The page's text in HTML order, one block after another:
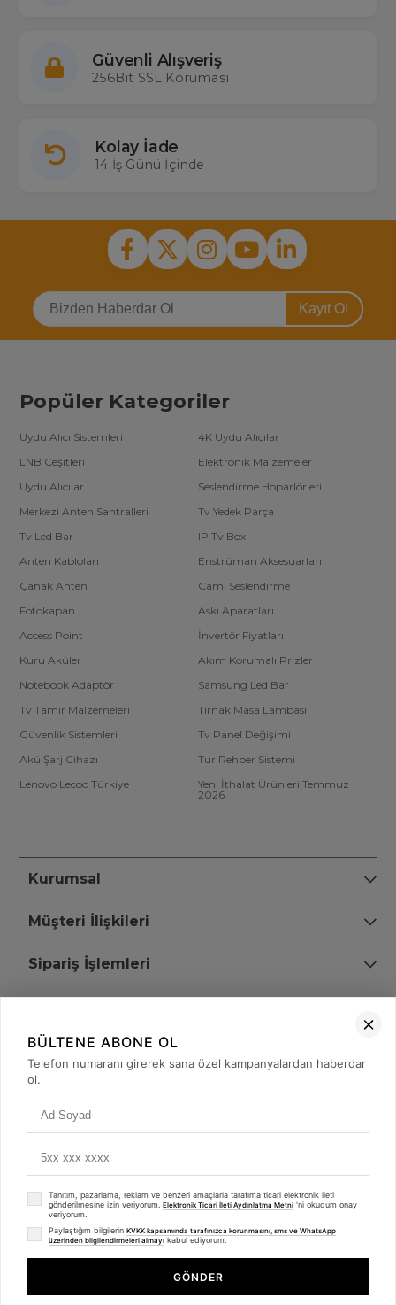
Güvenli Alışveriş
256Bit SSL Koruması
Kolay İade
14 İş Günü İçinde
Kayıt Ol
Popüler Kategoriler
Uydu Alıcı Sistemleri
4K Uydu Alıcılar
LNB Çeşitleri
Elektronik Malzemeler
Uydu Alıcılar
Seslendirme Hoparlörleri
Merkezi Anten Santralleri
Tv Yedek Parça
Tv Led Bar
IP Tv Box
Anten Kabloları
Enstrüman Aksesuarları
Çanak Anten
Cami Seslendirme
Fotokapan
Askı Aparatları
Access Point
İnvertör Fiyatları
Kuru Aküler
Akım Korumalı Prizler
Notebook Adaptör
Samsung Led Bar
Tv Tamir Malzemeleri
Tırnak Masa Lambası
Güvenlik Sistemleri
Tv Panel Değişimi
Akü Şarj Cihazı
Tur Rehber Sistemi
Lenovo Lecoo Türkiye
Yeni İthalat Ürünleri Temmuz
2026
Kurumsal
Müşteri İlişkileri
Sipariş İşlemleri
+90 (850) 473 08 08
© 2008 - 2026merterelektronik.com
- Tüm Hakları Saklıdır. Kredi kartı bilgileriniz 256bit SSL sertifikası ile
Whatsapp
BÜLTENE ABONE OL
Telefon numaranı girerek sana özel kampanyalardan haberdar
ol.
Tanıtım, pazarlama, reklam ve benzeri amaçlarla tarafıma ticari elektronik ileti
gönderilmesine izin veriyorum. Elektronik Ticari İleti Aydınlatma Metni 'ni okudum onay
veriyorum.
Paylaştığım bilgilerin KVKK kapsamında tarafınızca korunmasını, sms ve WhatsApp
üzerinden bilgilendirmeleri almayı kabul ediyorum.
GÖNDER